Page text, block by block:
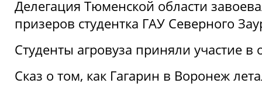
Делегация Тюменской области
призеров студентка ГАУ Северного
Студенты агровуза приняли участие в
Сказ о том, как Гагарин в Воронеж